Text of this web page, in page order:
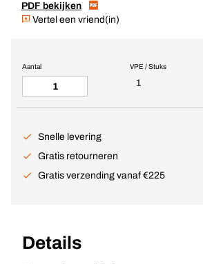
PDF bekijken
Vertel een vriend(in)
VPE / Stuks
1
Aantal
Snelle levering
Gratis retourneren
Gratis verzending vanaf €225
Details